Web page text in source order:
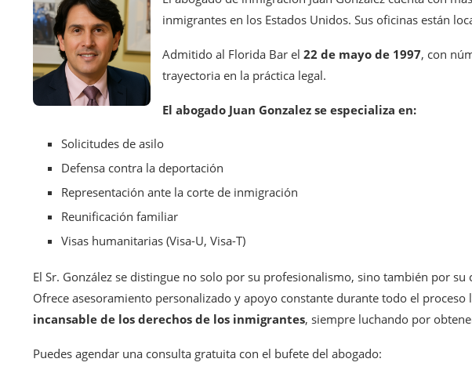
inmigrantes en los Estados Unidos. Sus oficinas están
Admitido al Florida Bar el 22 de mayo de 1997, con
trayectoria en la práctica legal.
El abogado Juan Gonzalez se especializa en:
Solicitudes de asilo
Defensa contra la deportación
Representación ante la corte de inmigración
Reunificación familiar
Visas humanitarias (Visa-U, Visa-T)
El Sr. González se distingue no solo por su profesionalismo, sino también por
Ofrece asesoramiento personalizado y apoyo constante durante todo el
incansable de los derechos de los inmigrantes, siempre luchando por
Puedes agendar una consulta gratuita con el bufete del abogado: